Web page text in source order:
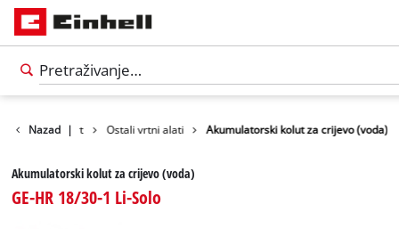
Nazad |
Proizvodi Vrt Ostali vrtni alati Akumulatorski kolut za crijevo (voda)
Akumulatorski kolut za crijevo (voda)
GE-HR 18/30-1 Li-Solo